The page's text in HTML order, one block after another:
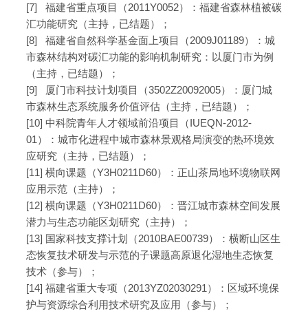
[7] 福建省重点项目（2011Y0052）：福建省森林植被碳
汇功能研究（主持，已结题）；
[8] 福建省自然科学基金面上项目（2009J01189）：城
市森林结构对碳汇功能的影响机制研究：以厦门市为例
（主持，已结题）；
[9] 厦门市科技计划项目（3502Z20092005）：厦门城
市森林生态系统服务价值评估（主持，已结题）；
[10] 中科院青年人才领域前沿项目（IUEQN-2012-
01）：城市化进程中城市森林景观格局演变的热环境效
应研究（主持，已结题）；
[11] 横向课题（Y3H0211D60）：正山茶局地环境物联网
应用示范（主持）；
[12] 横向课题（Y3H0211D60）：晋江城市森林空间发展
潜力与生态功能区划研究（主持）；
[13] 国家科技支撑计划（2010BAE00739）：横断山区生
态恢复技术研发与示范的子课题高原退化湿地生态恢复
技术（参与）；
[14] 福建省重大专项（2013YZ02030291）：区域环境保
护与资源综合利用技术研究及应用（参与）；